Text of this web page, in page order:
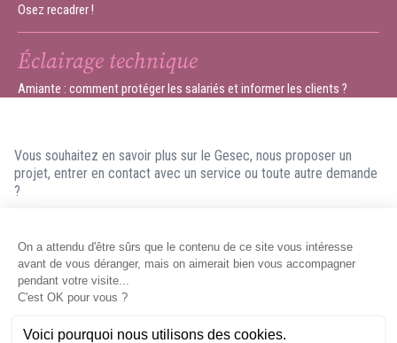
Osez recadrer !
Éclairage technique
Amiante : comment protéger les salariés et informer les clients ?
Vous souhaitez en savoir plus sur le Gesec, nous proposer un
projet, entrer en contact avec un service ou toute autre demande
?
répondre dans les meilleurs délais.